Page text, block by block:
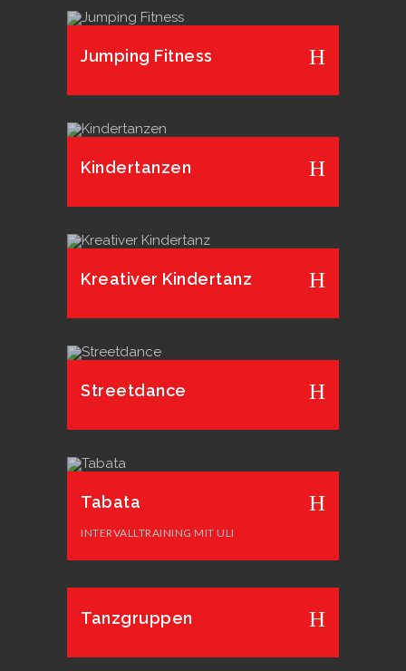
Jumping Fitness
Kindertanzen
Kreativer Kindertanz
Streetdance
Tabata
INTERVALLTRAINING MIT ULI
Tanzgruppen